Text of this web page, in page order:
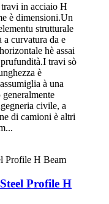
in ​​acciaio H
è dimensioni.Un
strutturale
a curvatura da e
hè assai
travi sò
è
à una
civile, a
di camioni è altri
Profile H